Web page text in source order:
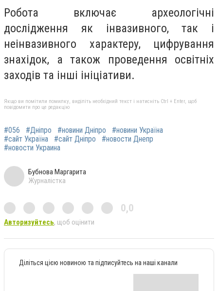
Робота включає археологічні
дослідження як інвазивного, так і
неінвазивного характеру, цифрування
знахідок, а також проведення освітніх
заходів та інші ініціативи.
Якщо ви помітили помилку, виділіть необхідний текст і натисніть Ctrl + Enter, щоб
повідомити про це редакцію
#056 #Дніпро #новини Дніпро
#новини Україна
#сайт Україна
#сайт Дніпро
#новости Днепр
#новости Украина
Бубнова Маргарита
Журналістка
0,0
Авторизуйтесь, щоб оцінити
Діліться цією новиною та підписуйтесь на наші канали